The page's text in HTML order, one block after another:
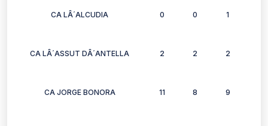
CA LÂ´ALCUDIA 0 0 1
CA LÂ´ASSUT DÂ´ANTELLA 2 2 2
CA JORGE BONORA 11 8 9